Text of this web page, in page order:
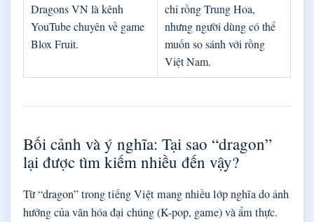
Dragons VN là kênh
YouTube chuyên về game
Blox Fruit.
chỉ rồng Trung Hoa,
nhưng người dùng có thể
muốn so sánh với rồng
Việt Nam.
Bối cảnh và ý nghĩa: Tại sao “dragon”
lại được tìm kiếm nhiều đến vậy?
Từ “dragon” trong tiếng Việt mang nhiều lớp nghĩa do ảnh
hưởng của văn hóa đại chúng (K-pop, game) và ẩm thực.